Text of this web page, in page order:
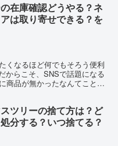
在庫確認どうやる？ネ
は取り寄せできる？を
くなるほど何でもそろう便利
からこそ、SNSで話題になる
商品が無かったなんてこと
ツリーの捨て方は？ど
分する？いつ捨てる？